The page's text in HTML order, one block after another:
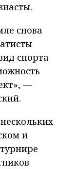
снова
спорта
—
и